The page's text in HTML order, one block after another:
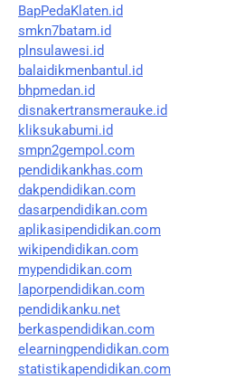
BapPedaKlaten.id
smkn7batam.id
plnsulawesi.id
balaidikmenbantul.id
bhpmedan.id
disnakertransmerauke.id
kliksukabumi.id
smpn2gempol.com
pendidikankhas.com
dakpendidikan.com
dasarpendidikan.com
aplikasipendidikan.com
wikipendidikan.com
mypendidikan.com
laporpendidikan.com
pendidikanku.net
berkaspendidikan.com
elearningpendidikan.com
statistikapendidikan.com